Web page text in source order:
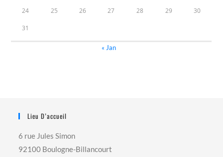
24 25 26 27 28 29 30
31
« Jan
Lieu D’accueil
6 rue Jules Simon
92100 Boulogne-Billancourt